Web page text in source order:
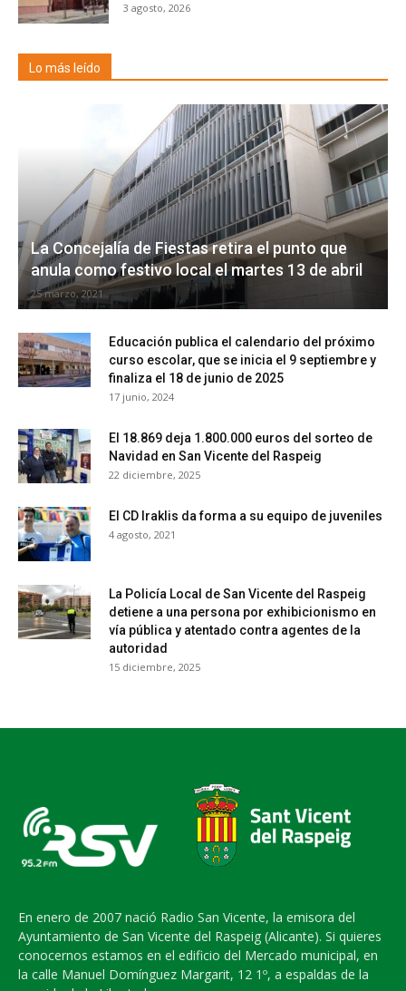
3 agosto, 2026
Lo más leído
La Concejalía de Fiestas retira el punto que
anula como festivo local el martes 13 de abril
25 marzo, 2021
Educación publica el calendario del próximo
curso escolar, que se inicia el 9 septiembre y
finaliza el 18 de junio de 2025
17 junio, 2024
El 18.869 deja 1.800.000 euros del sorteo de
Navidad en San Vicente del Raspeig
22 diciembre, 2025
El CD Iraklis da forma a su equipo de juveniles
4 agosto, 2021
La Policía Local de San Vicente del Raspeig
detiene a una persona por exhibicionismo en
vía pública y atentado contra agentes de la
autoridad
15 diciembre, 2025
En enero de 2007 nació Radio San Vicente, la emisora del
Ayuntamiento de San Vicente del Raspeig (Alicante). Si quieres
conocernos estamos en el edificio del Mercado municipal, en
la calle Manuel Domínguez Margarit, 12 1º, a espaldas de la